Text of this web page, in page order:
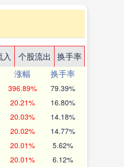
入 个股流出
换手率
涨幅
换手率
396.89% 79.39%
20.21% 16.80%
20.03% 14.18%
20.02% 14.77%
20.01% 5.62%
20.01% 6.12%